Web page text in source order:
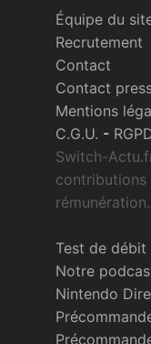
Équipe du
Recrutement
Contact
Contact
Mentions
C.G.U. -
Switch-
contributions
rémunération.
Test de débit
Notre
Nintendo